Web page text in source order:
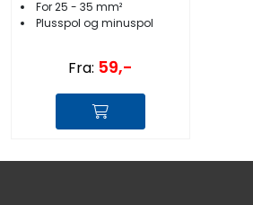
For 25 - 35 mm²
Plusspol og minuspol
Fra: 59,-